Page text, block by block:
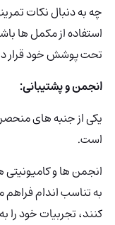
چه به دنبال نکات
تحت پوشش خود قرار
انجمن و پشتیبانی:
است.
انجمن ها و
به تناسب اندام فراهم
کنند، تجربیات خود را